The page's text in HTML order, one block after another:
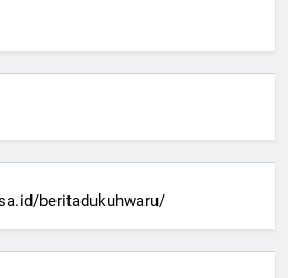
beritadukuhwaru/